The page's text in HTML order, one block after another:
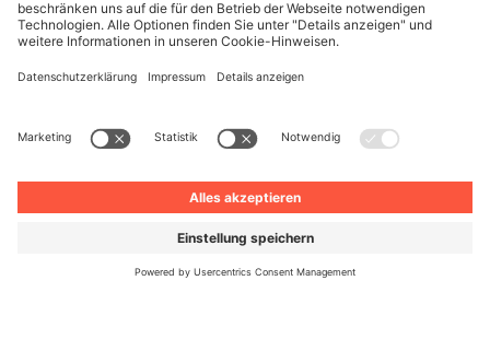
© Unite 2026
Impressum Datenschutz
AGB
Datenschutzeinstellungen
Deutsch